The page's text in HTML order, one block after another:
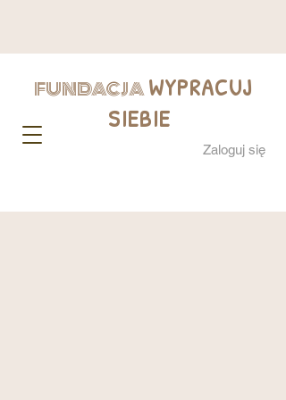
FUNDACJAWYPRACUJ
SIEBIE
Zaloguj się